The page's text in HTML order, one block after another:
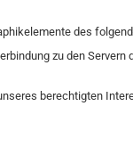
des
zu den
berechtigten